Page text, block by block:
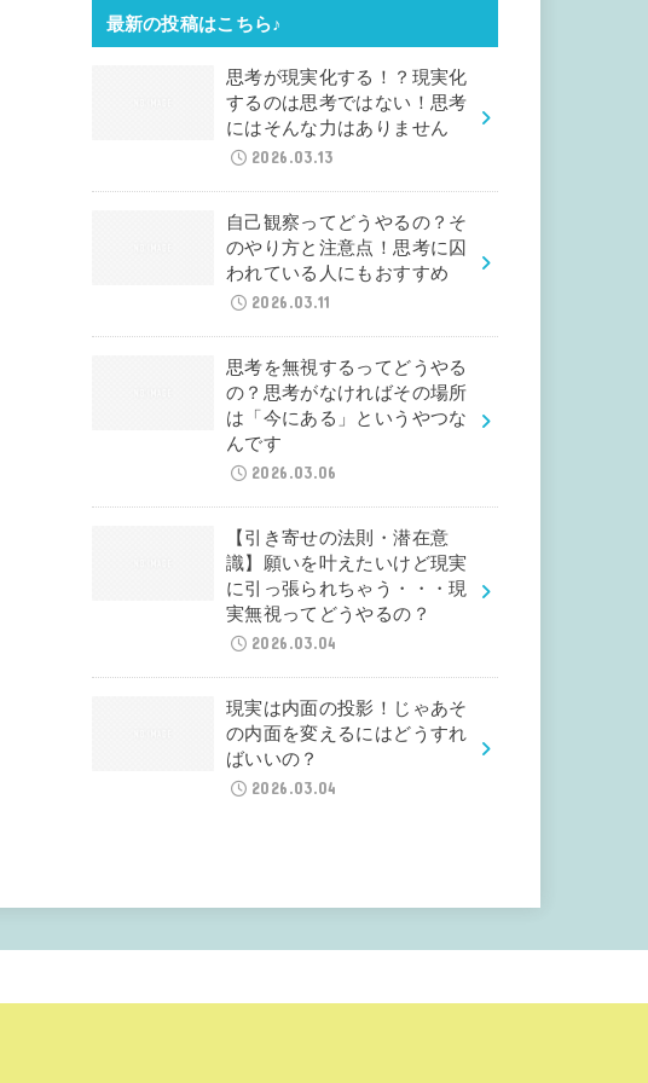
最新の投稿はこちら♪
思考が現実化する！？現実化
するのは思考ではない！思考
にはそんな力はありません
2026.03.13
自己観察ってどうやるの？そ
のやり方と注意点！思考に囚
われている人にもおすすめ
2026.03.11
思考を無視するってどうやる
の？思考がなければその場所
は「今にある」というやつな
んです
2026.03.06
【引き寄せの法則・潜在意
識】願いを叶えたいけど現実
に引っ張られちゃう・・・現
実無視ってどうやるの？
2026.03.04
現実は内面の投影！じゃあそ
の内面を変えるにはどうすれ
ばいいの？
2026.03.04